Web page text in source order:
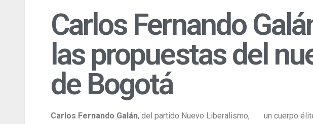
Carlos Fernando
las propuestas del
de Bogotá
Carlos Fernando Galán, del partido Nuevo Liberalismo,
un cuerpo